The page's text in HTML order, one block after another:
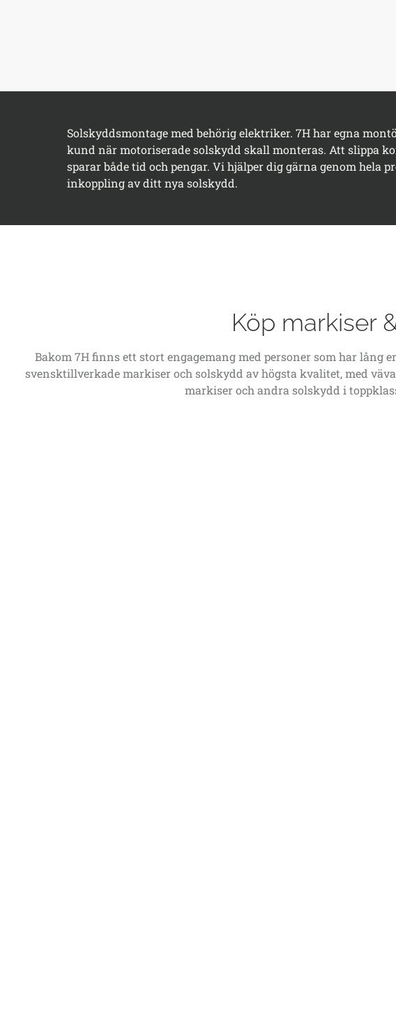
Solskyddsmontage med behörig elektriker. 7H har egna
kund när motoriserade solskydd skall monteras. Att slippa
sparar både tid och pengar. Vi hjälper dig gärna genom
inkoppling av ditt nya solskydd.
Köp markiser
Bakom 7H finns ett stort engagemang med personer som har
svensktillverkade markiser och solskydd av högsta kvalitet, med
markiser och andra solskydd i